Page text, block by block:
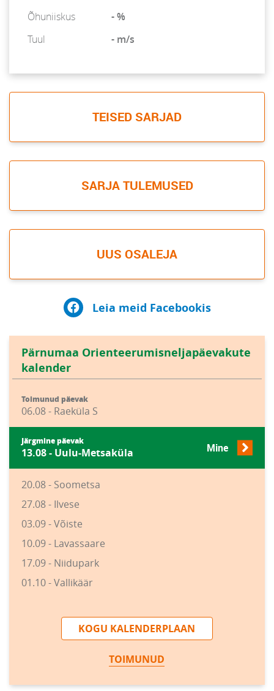
Õhuniiskus
- %
Tuul
- m/s
TEISED SARJAD
SARJA TULEMUSED
UUS OSALEJA
Leia meid Facebookis
Pärnumaa Orienteerumisneljapäevakute
kalender
Toimunud päevak
06.08 - Raeküla S
Järgmine päevak
13.08 - Uulu-Metsaküla Mine
20.08 - Soometsa
27.08 - Ilvese
03.09 - Võiste
10.09 - Lavassaare
17.09 - Niidupark
01.10 - Vallikäär
KOGU KALENDERPLAAN
TOIMUNUD